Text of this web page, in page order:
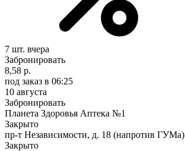
7 шт. вчера
Забронировать
8,58 р.
под заказ в 06:25
10 августа
Забронировать
Планета Здоровья Аптека №1
Закрыто
пр-т Независимости, д. 18 (напротив ГУМа)
Закрыто